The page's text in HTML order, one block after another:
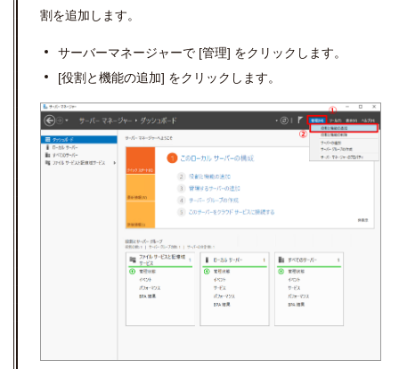
割を追加します。
サーバーマネージャーで [管理] をクリックします。
[役割と機能の追加] をクリックします。